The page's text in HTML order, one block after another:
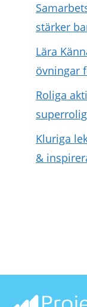
stärker
Lära
övningar
Roliga
Kluriga
&